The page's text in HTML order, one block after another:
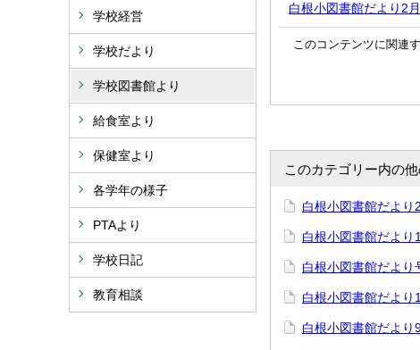
学校経営
学校だより
学校図書館より
給食室より
保健室より
各学年の様子
PTAより
学校日記
教育相談
白根小図書館だより2
このコンテンツに関連
このカテゴリー内の
白根小図書館だより
白根小図書館だより
白根小図書館だより
白根小図書館だより
白根小図書館だより